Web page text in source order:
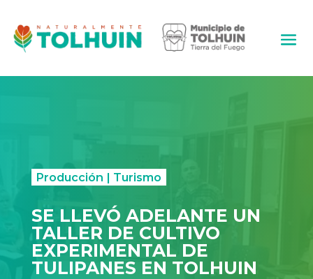
Producción | Turismo
SE LLEVÓ ADELANTE UN
TALLER DE CULTIVO
EXPERIMENTAL DE
TULIPANES EN TOLHUIN